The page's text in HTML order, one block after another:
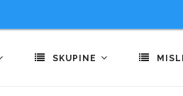
SKUPINE MISLI